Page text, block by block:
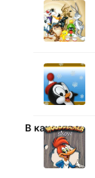
В качестве: